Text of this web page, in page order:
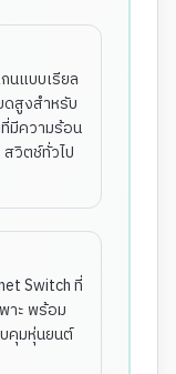
นแบบเรียล
ดสูงสำหรับ
มีความร้อน
วิตช์ทั่วไป
Switch ที่
าะ พร้อม
คุมหุ่นยนต์